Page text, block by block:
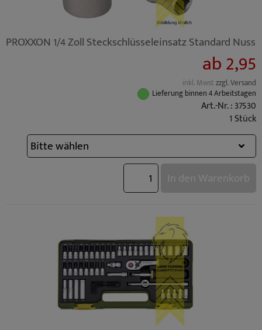
PROXXON 1/4 Zoll Steckschlüsseleinsatz Standard Nuss
ab 2,95
inkl. Mwstzzgl. Versand
Lieferung binnen 4 Arbeitstagen
Art.-Nr. : 37530
1 Stück
In den Warenkorb